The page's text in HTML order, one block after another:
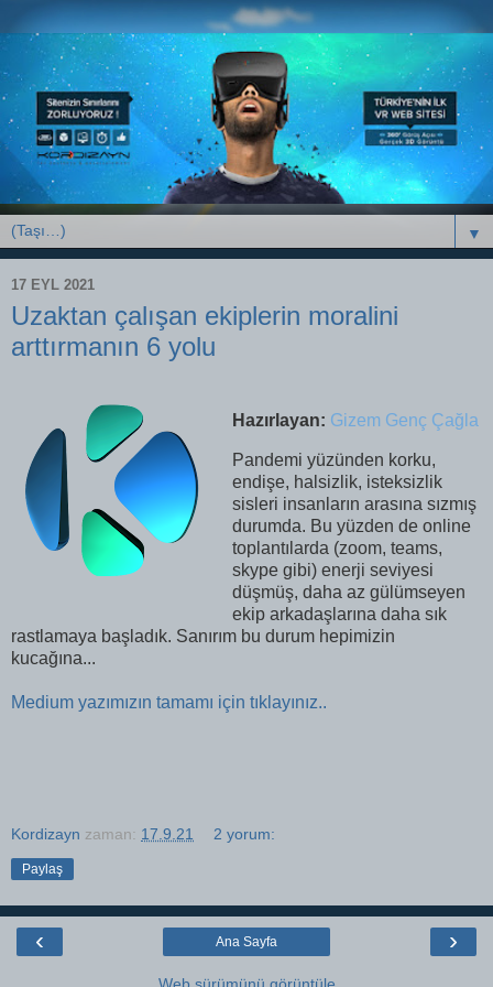
▼
17 EYL 2021
Uzaktan çalışan ekiplerin moralini
arttırmanın 6 yolu
Hazırlayan: Gizem Genç Çağla
Pandemi yüzünden korku,
endişe, halsizlik, isteksizlik
sisleri insanların arasına sızmış
durumda. Bu yüzden de online
toplantılarda (zoom, teams,
skype gibi) enerji seviyesi
düşmüş, daha az gülümseyen
ekip arkadaşlarına daha sık
rastlamaya başladık. Sanırım bu durum hepimizin
kucağına...
Medium yazımızın tamamı için tıklayınız..
Kordizayn zaman: 17.9.21 2 yorum:
Paylaş
‹ ›
Ana Sayfa
Web sürümünü görüntüle